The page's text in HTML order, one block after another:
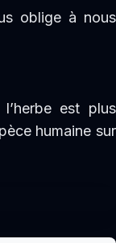
oblige à nous
est plus
humaine sur